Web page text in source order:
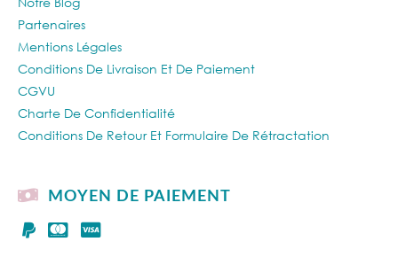
Partenaires
Mentions Légales
Conditions De Livraison Et De Paiement
CGVU
Charte De Confidentialité
Conditions De Retour Et Formulaire De Rétractation
MOYEN DE PAIEMENT